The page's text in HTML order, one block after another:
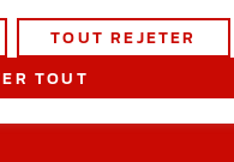
TOUT REJETER
TOUT